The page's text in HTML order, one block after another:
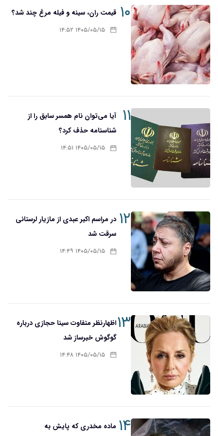
۱۰ قیمت ران، سینه و فیله مرغ چند شد؟
۱۴۰۵/۰۵/۱۵ ۱۴:۵۲
۱۱
آیا می‌توان نام همسر سابق را از
شناسنامه حذف کرد؟
۱۴۰۵/۰۵/۱۵ ۱۴:۵۱
۱۲ در مراسم اکبر عبدی از مازیار لرستانی
سرقت شد
۱۴۰۵/۰۵/۱۵ ۱۴:۴۹
۱۳اظهارنظر متفاوت سینا حجازی درباره
گوگوش خبرساز شد
۱۴۰۵/۰۵/۱۵ ۱۴:۴۸
۱۴ ماده مخدری که پایش به